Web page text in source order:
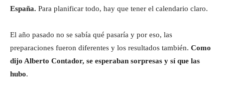
España. Para planificar todo, hay que tener el calendario claro.
El año pasado no se sabía qué pasaría y por eso, las
preparaciones fueron diferentes y los resultados también. Como
dijo Alberto Contador, se esperaban sorpresas y sí que las
hubo.